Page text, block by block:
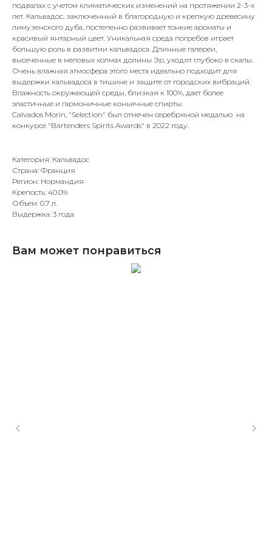
подвалах с учетом климатических изменений на протяжении 2-3-х
лет. Кальвадос, заключенный в благородную и крепкую древесину
лимузенского дуба, постепенно развивает тонкие ароматы и
красивый янтарный цвет. Уникальная среда погребов играет
большую роль в развитии кальвадоса. Длинные галереи,
высеченные в меловых холмах долины Эр, уходят глубоко в скалы.
Очень влажная атмосфера этого места идеально подходит для
выдержки кальвадоса в тишине и защите от городских вибраций.
Влажность окружающей среды, близкая к 100%, дает более
эластичные и гармоничные коньячные спирты.
Calvados Morin, "Selection" был отмечен серебряной медалью на
конкурсе "Bartenders Spirits Awards" в 2022 году.
Категория: Кальвадос
Страна: Франция
Регион: Нормандия
Крепость: 40.0%
Объем: 0.7 л.
Выдержка: 3 года
Вам может понравиться